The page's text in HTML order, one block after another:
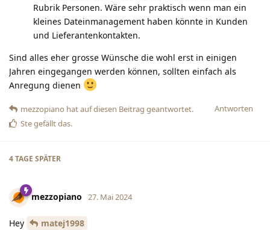
Rubrik Personen. Wäre sehr praktisch wenn man ein
kleines Dateinmanagement haben könnte in Kunden
und Lieferantenkontakten.
Sind alles eher grosse Wünsche die wohl erst in einigen
Jahren eingegangen werden können, sollten einfach als
Anregung dienen
Antworten
mezzopiano hatauf diesen Beitrag geantwortet.
Stegefällt das.
4 TAGE SPÄTER
mezzopiano 27. Mai 2024
Hey
matej1998